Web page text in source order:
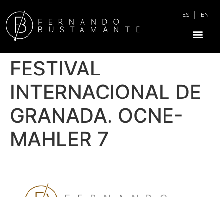
ES EN
FESTIVAL
INTERNACIONAL DE
GRANADA. OCNE-
MAHLER 7